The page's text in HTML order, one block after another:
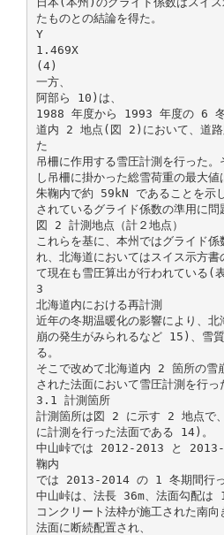
たものとの結論を得た。
Y
1.469X
(4)
一方、
阿部ら 10)は、
1988 年度から 1993 年度の 6 冬
道内 2 地点(図 2)において、道路
た
吊柵に作用する雪圧計測を行った
し吊柵に掛かった総雪荷重の最大
朱鞠内で約 59kN であることを示
されているグライド係数の準用に問
図 2 計測地点（計２地点）
これらを基に、本州ではグライド
れ、北海道においてはスイス示方書
て現在も雪圧算出が行われている(
3
北海道内における再計測
近年の冬期温暖化の影響により、北
崩の発生がみられるなど 15)、雪
る。
そこで改めて北海道内 2 箇所の雪
された法面において雪圧計測を行っ
3.1 計測箇所
計測箇所は図 2 に示す 2 地点で
に計測を行った法面である 14)。
中山峠では 2012-2013 と
鞠内
では 2013-2014 の 1 冬期間行っ
中山峠は、法長 36m、法面勾配は
コンクリート法枠が施工された南
法面に断続配置され、